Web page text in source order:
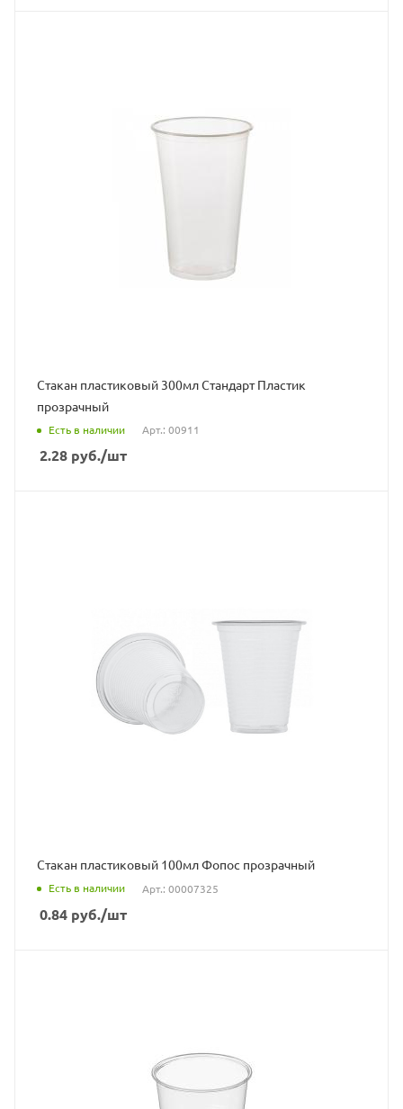
Стакан пластиковый 300мл Стандарт Пластик
прозрачный
Есть в наличии Арт.: 00911
2.28 руб./шт
Стакан пластиковый 100мл Фопос прозрачный
Есть в наличии Арт.: 00007325
0.84 руб./шт